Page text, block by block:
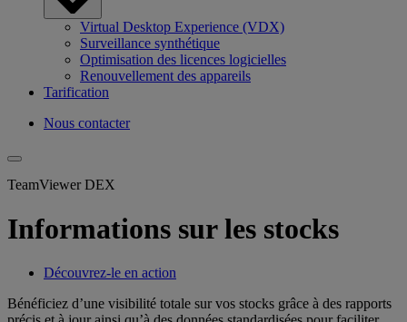
Virtual Desktop Experience (VDX)
Surveillance synthétique
Optimisation des licences logicielles
Renouvellement des appareils
Tarification
Nous contacter
TeamViewer DEX
Informations sur les stocks
Découvrez-le en action
Bénéficiez d’une visibilité totale sur vos stocks grâce à des rapports